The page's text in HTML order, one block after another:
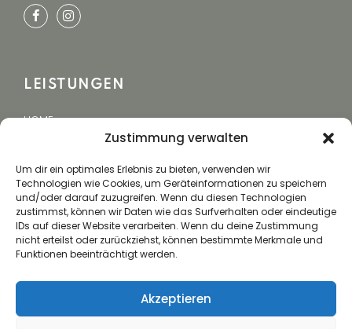
Zustimmung verwalten
Um dir ein optimales Erlebnis zu bieten, verwenden wir
Technologien wie Cookies, um Geräteinformationen zu speichern
und/oder darauf zuzugreifen. Wenn du diesen Technologien
zustimmst, können wir Daten wie das Surfverhalten oder eindeutige
IDs auf dieser Website verarbeiten. Wenn du deine Zustimmung
nicht erteilst oder zurückziehst, können bestimmte Merkmale und
Funktionen beeinträchtigt werden.
Akzeptieren
LEISTUNGEN
HOME
BUCHUNG
NUTZEN
verbinden, Emotionen wecken und Ihre Vision
Wirklichkeit werden lassen.